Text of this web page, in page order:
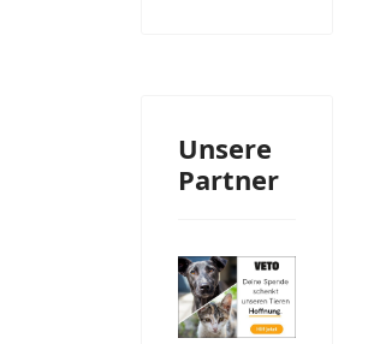
Unsere
Partner